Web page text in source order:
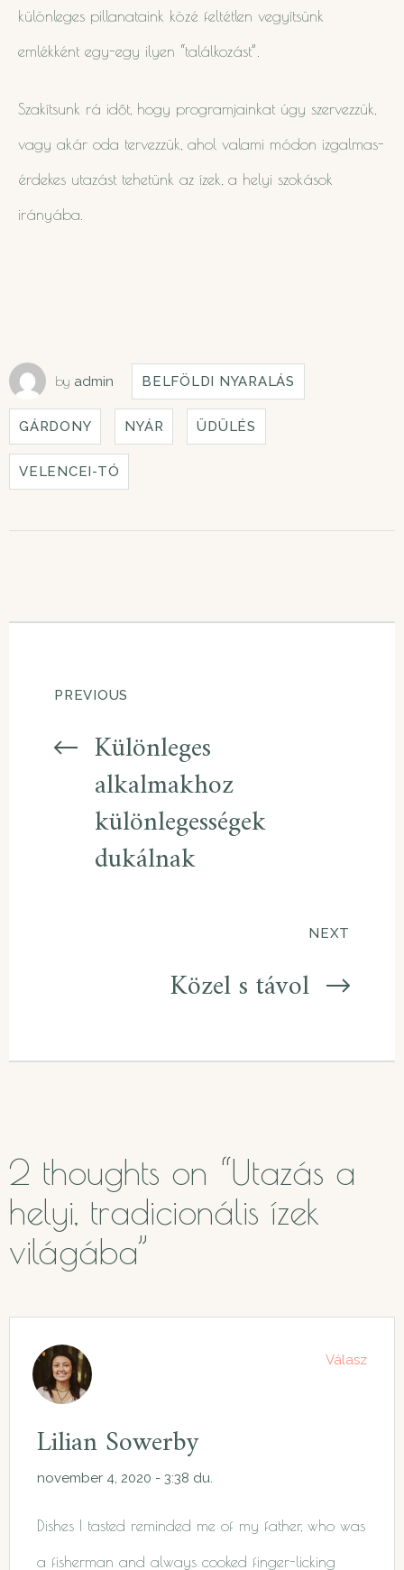
különleges pillanataink közé feltétlen vegyítsünk
emlékként egy-egy ilyen “találkozást”.
Szakítsunk rá időt, hogy programjainkat úgy szervezzük,
vagy akár oda tervezzük, ahol valami módon izgalmas-
érdekes utazást tehetünk az ízek, a helyi szokások
irányába.
by admin BELFÖLDI NYARALÁS
GÁRDONY NYÁR ÜDÜLÉS
VELENCEI-TÓ
PREVIOUS
Különleges
alkalmakhoz
különlegességek
dukálnak
NEXT
Közel s távol
2 thoughts on “Utazás a
helyi, tradicionális ízek
világába”
Lilian Sowerby
november 4, 2020 - 3:38 du.
Dishes I tasted reminded me of my father, who was
a fisherman and always cooked finger-licking
Válasz